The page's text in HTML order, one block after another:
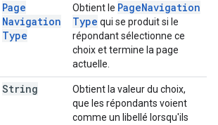
Page
Navigation
Type
Obtient le PageNavigation
Type qui se produit si le
répondant sélectionne ce
choix et termine la page
actuelle.
String
Obtient la valeur du choix,
que les répondants voient
comme un libellé lorsqu'ils